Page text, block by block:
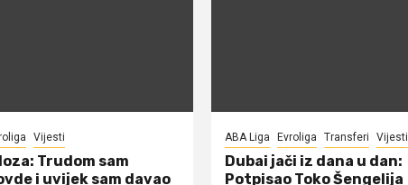
Vijesti
Trudom sam
i uvijek sam davao
ABA Liga Evroliga Transferi Vijesti
Dubai jači iz dana u dan:
Potpisao Toko Šengelija